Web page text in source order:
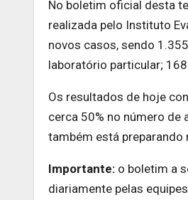
No boletim oficial desta
realizada pelo Instituto
novos casos, sendo
laboratório particular;
Os resultados de hoje
cerca 50% no número de
também está preparando
Importante: o boletim a
diariamente pelas